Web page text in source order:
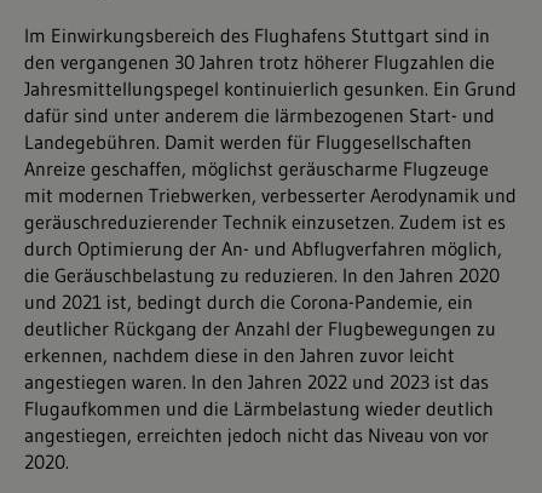
Im Einwirkungsbereich des Flughafens Stuttgart sind in
den vergangenen 30 Jahren trotz höherer Flugzahlen die
Jahresmittellungspegel kontinuierlich gesunken. Ein Grund
dafür sind unter anderem die lärmbezogenen Start- und
Landegebühren. Damit werden für Fluggesellschaften
Anreize geschaffen, möglichst geräuscharme Flugzeuge
mit modernen Triebwerken, verbesserter Aerodynamik und
geräuschreduzierender Technik einzusetzen. Zudem ist es
durch Optimierung der An- und Abflugverfahren möglich,
die Geräuschbelastung zu reduzieren. In den Jahren 2020
und 2021 ist, bedingt durch die Corona-Pandemie, ein
deutlicher Rückgang der Anzahl der Flugbewegungen zu
erkennen, nachdem diese in den Jahren zuvor leicht
angestiegen waren. In den Jahren 2022 und 2023 ist das
Flugaufkommen und die Lärmbelastung wieder deutlich
angestiegen, erreichten jedoch nicht das Niveau von vor
2020.